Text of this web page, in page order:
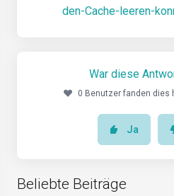
den-Cache-leeren-
War diese
0 Benutzer fanden dies
Ja
Beliebte Beiträge